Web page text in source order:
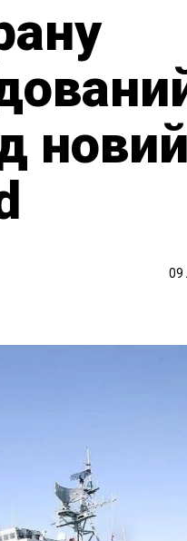
новий
09